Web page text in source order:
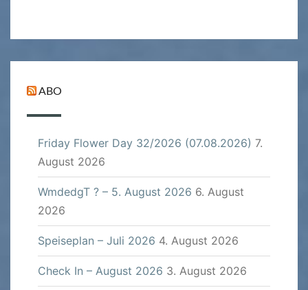
ABO
Friday Flower Day 32/2026 (07.08.2026) 7.
August 2026
WmdedgT ? – 5. August 2026 6. August
2026
Speiseplan – Juli 2026 4. August 2026
Check In – August 2026 3. August 2026